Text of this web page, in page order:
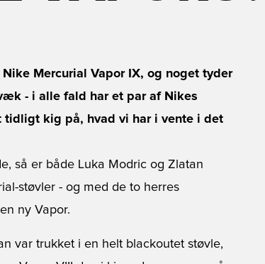
Mercurial Vapor IX, og noget tyder
- i alle fald har et par af Nikes
kig på, hvad vi har i vente i det
så er både Luka Modric og Zlatan
støvler - og med de to herres
ny Vapor.
var trukket i en helt blackoutet støvle,